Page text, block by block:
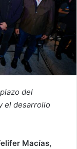
del
el desarrollo
Macías,